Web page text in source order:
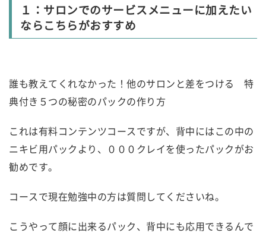
１：サロンでのサービスメニューに加えたい
ならこちらがおすすめ
誰も教えてくれなかった！他のサロンと差をつける 特
典付き５つの秘密のパックの作り方
これは有料コンテンツコースですが、背中にはこの中の
ニキビ用パックより、０００クレイを使ったパックがお
勧めです。
コースで現在勉強中の方は質問してくださいね。
こうやって顔に出来るパック、背中にも応用できるんで